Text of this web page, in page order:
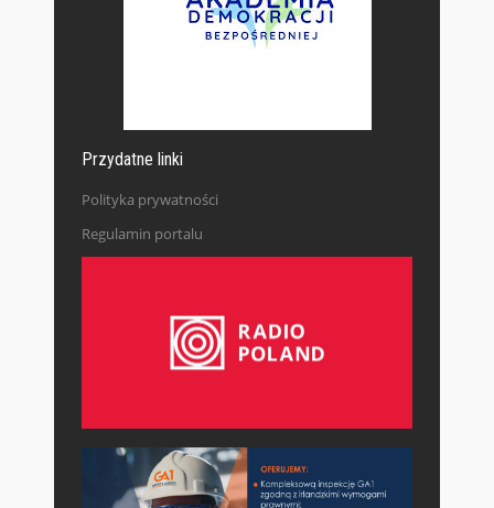
Przydatne linki
Polityka prywatności
Regulamin portalu